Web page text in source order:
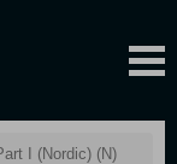
I (Nordic) (N)